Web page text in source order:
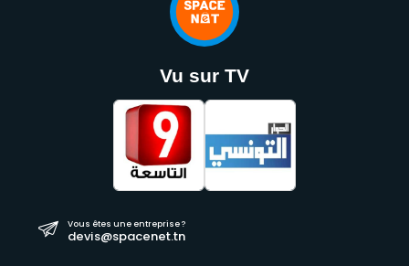
Vu sur TV
Vous êtes une entreprise ?
devis@spacenet.tn